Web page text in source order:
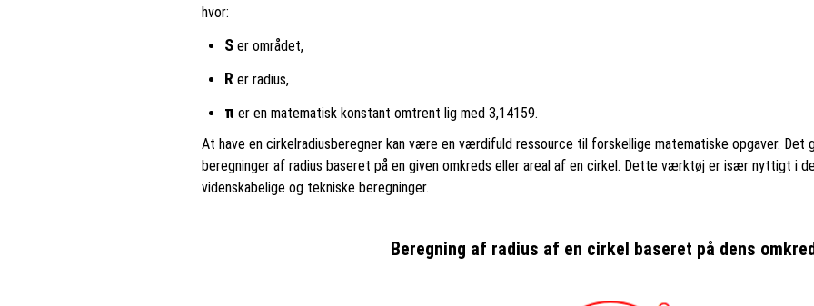
hvor:
S er området,
R er radius,
π er en matematisk konstant omtrent lig med 3,14159.
At have en cirkelradiusberegner kan være en værdifuld ressource til forskellige matematiske opgaver. Det
beregninger af radius baseret på en given omkreds eller areal af en cirkel. Dette værktøj er især nyttigt i
videnskabelige og tekniske beregninger.
Beregning af radius af en cirkel baseret på dens